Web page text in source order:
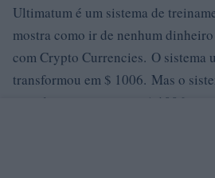
Ultimatum é um sistema de
mostra como ir de nenhum
com Crypto Currencies. O sistema
transformou em $ 1006. Mas o
que eles pegaram esses $ 1006 e